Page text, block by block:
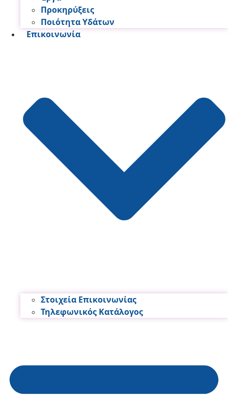
Προκηρύξεις
Ποιότητα Υδάτων
Επικοινωνία
Στοιχεία Επικοινωνίας
Τηλεφωνικός Κατάλογος